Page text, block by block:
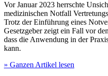
Vor Januar 2023 herrschte
medizinischen Notfall
Trotz der Einführung eines
Gesetzgeber zeigt ein Fall vor
dass die Anwendung in der
kann.
» Ganzen Artikel lesen